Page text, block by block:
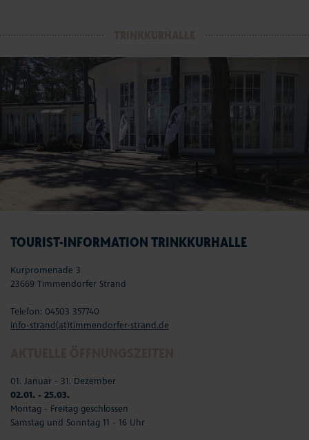
TOURIST-INFORMATION TRINKKURHALLE
Kurpromenade 3
23669 Timmendorfer Strand
Telefon: 04503 357740
info-strand(at)timmendorfer-strand.de
01. Januar - 31. Dezember
02.01. - 25.03.
Montag - Freitag geschlossen
Samstag und Sonntag 11 - 16 Uhr